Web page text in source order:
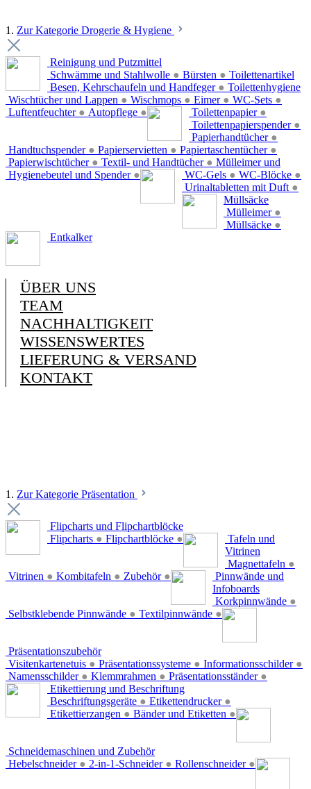
1. Zur Kategorie Drogerie & Hygiene
Reinigung und Putzmittel
Schwämme und Stahlwolle ● Bürsten ●
Besen, Kehrschaufeln und Handfeger ●
Wischtücher und Lappen ● Wischmops ● Eimer ● WC-Sets ●
Luftentfeuchter ● Autopflege ●
Toilettenartikel
Toilettenpapier ●
Toilettenpapierspender ●
Papierhandtücher ●
Handtuchspender ● Papierservietten ● Papiertaschentücher ●
Papierwischtücher ● Textil- und Handtücher ●
Hygienebeutel und Spender ●
Toilettenhygiene
WC-Gels ● WC-Blöcke ●
Urinaltabletten mit Duft ●
Mülleimer und
Müllsäcke
Mülleimer ●
Müllsäcke ●
Entkalker
ÜBER UNS
TEAM
NACHHALTIGKEIT
WISSENSWERTES
LIEFERUNG & VERSAND
KONTAKT
1. Zur Kategorie Präsentation
Flipcharts und Flipchartblöcke
Flipcharts ● Flipchartblöcke ●
Tafeln und
Vitrinen
Magnettafeln ●
Vitrinen ● Kombitafeln ● Zubehör ●
Pinnwände und
Infoboards
Korkpinnwände ●
Selbstklebende Pinnwände ● Textilpinnwände ●
Präsentationszubehör
Visitenkartenetuis ● Präsentationssysteme ● Informationsschilder ●
Namensschilder ● Klemmrahmen ● Präsentationsständer ●
Etikettierung und Beschriftung
Beschriftungsgeräte ● Etikettendrucker ●
Etikettierzangen ● Bänder und Etiketten ●
Schneidemaschinen und Zubehör
Hebelschneider ● 2-in-1-Schneider ● Rollenschneider ●